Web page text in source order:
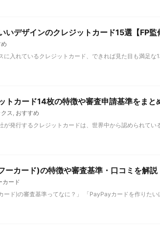
いデザインのクレジットカード15選【FP監
に入れているクレジットカード、できれば見た目も満足な
トカード14枚の特徴や審査申請基準をまと
ス, おすすめ
が発行するクレジットカードは、世界中から認められて
ーカード)の特徴や審査基準・口コミを解説
カード
ード)の審査基準ってなに？」 「PayPayカードを作りた